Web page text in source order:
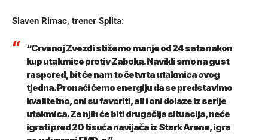
Slaven Rimac, trener Splita:
“Crvenoj Zvezdi stižemo manje od 24 sata nakon
kup utakmice protiv Zaboka. Navikli smo na gust
raspored, bit će nam to četvrta utakmica ovog
tjedna. Pronaći ćemo energiju da se predstavimo
kvalitetno, oni su favoriti, ali i oni dolaze iz serije
utakmica. Za njih će biti drugačija situacija, neće
igrati pred 20 tisuća navijača iz Stark Arene, igra